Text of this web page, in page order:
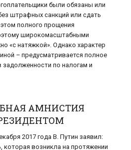
были обязаны или
штрафных санкций или сдать
полного прощения
широкомасштабными
«с натяжкой». Однако характер
– предусматривается полное
по налогам и
АМНИСТИЯ
2017 года В. Путин заявил:
которая возникла на протяжении